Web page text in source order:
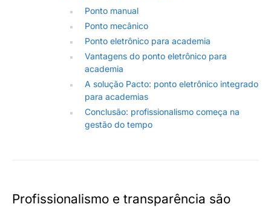
Ponto manual
Ponto mecânico
Ponto eletrônico para academia
Vantagens do ponto eletrônico para
academia
A solução Pacto: ponto eletrônico integrado
para academias
Conclusão: profissionalismo começa na
gestão do tempo
Profissionalismo e transparência são